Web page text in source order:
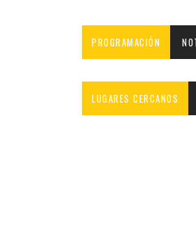
PROGRAMACIÓN
LUGARES CERCANOS